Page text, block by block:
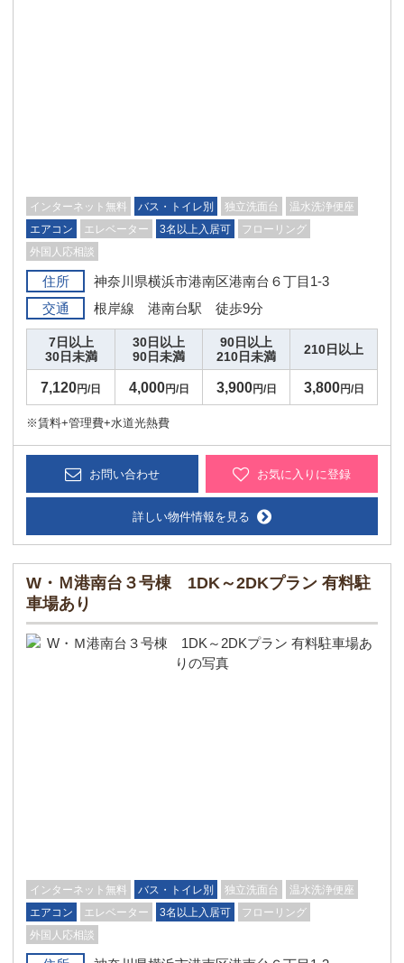
インターネット無料 バス・トイレ別 独立洗面台
温水洗浄便座
エアコン
エレベーター 3名以上入居可
フローリング
外国人応相談
住所
神奈川県横浜市港南区港南台６丁目1-3
交通
根岸線 港南台駅 徒歩9分
7日以上
30日未満
30日以上
90日未満
90日以上
210日未満
210日以上
7,120円/日 4,000円/日 3,900円/日 3,800円/日
※賃料+管理費+水道光熱費
お問い合わせ お気に入りに登録
詳しい物件情報を見る
W・Ｍ港南台３号棟 1DK～2DKプラン 有料駐
車場あり
インターネット無料 バス・トイレ別 独立洗面台
温水洗浄便座
エアコン
エレベーター 3名以上入居可
フローリング
外国人応相談